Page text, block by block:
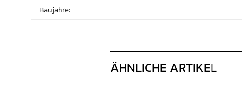
Baujahre:
ÄHNLICHE ARTIKEL